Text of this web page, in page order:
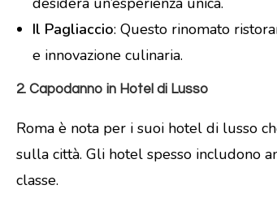
Il Pagliaccio: Questo rinomato
e innovazione culinaria.
2. Capodanno in Hotel di Lusso
Roma è nota per i suoi hotel di lusso
sulla città. Gli hotel spesso includono
classe.